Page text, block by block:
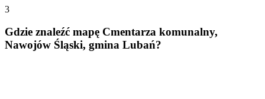
3
Gdzie znaleźć mapę Cmentarza komunalny,
Nawojów Śląski, gmina Lubań?